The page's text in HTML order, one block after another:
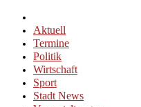
Aktuell
Termine
Politik
Wirtschaft
Sport
Stadt News